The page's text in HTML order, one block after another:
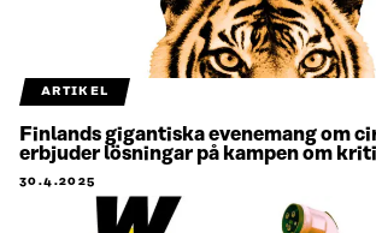
ARTIKEL
Finlands gigantiska evenemang om
erbjuder lösningar på kampen om
30.4.2025